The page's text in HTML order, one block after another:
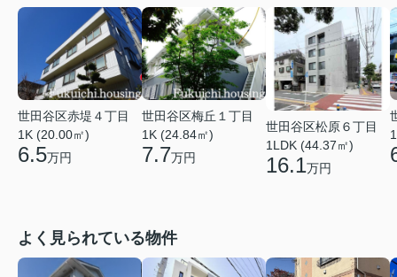
世田谷区赤堤４丁目
1K (20.00㎡)
6.5万円
世田谷区梅丘１丁目
1K (24.84㎡)
7.7万円
世田谷区松原６丁目
1LDK (44.37㎡)
16.1万円
よく見られている物件